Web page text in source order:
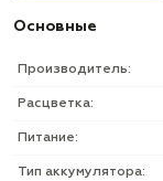
Основные
Производитель:
Расцветка:
Питание:
Тип аккумулятора: